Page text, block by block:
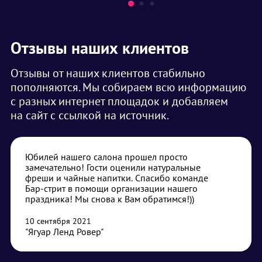
Отзывы наших клиентов
Отзывы от наших клиентов стабильно
пополняются. Мы собираем всю информацию
с разных интернет площадок и добавляем
на сайт с ссылкой на источник.
Юбилей нашего салона прошел просто
замечательно! Гости оценили натуральные
фреши и чайные напитки. Спасибо команде
Бар-стрит в помощи организации нашего
праздника! Мы снова к Вам обратимся!))
10 сентября 2021
"Ягуар Ленд Ровер"